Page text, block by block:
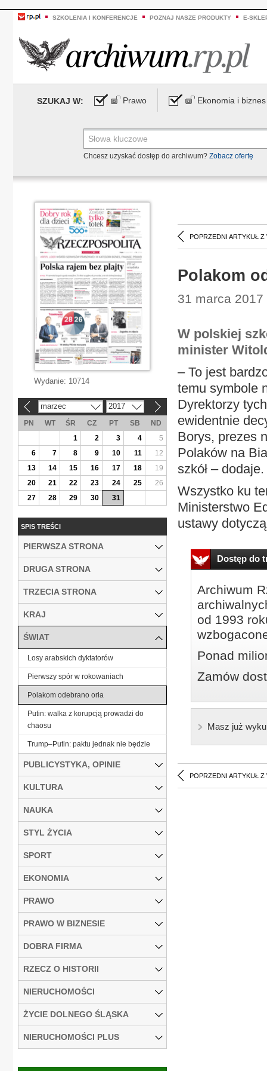
SZKOLENIA I KONFERENCJE POZNAJ NASZE PRODUKTY E-
SZUKAJ W: Prawo Ekonomia i biznes
Chcesz uzyskać dostęp do archiwum? Zobacz ofertę
POPRZEDNI ARTYKUŁ Z
Polakom
31 marca 2017
W polskiej
minister
– To jest
temu symbole
Dyrektorzy
ewidentnie
Borys, prezes
Polaków na
szkół – dodaje.
Wszystko ku
Ministerstwo
ustawy
Dostęp do
Archiwum
od 1993
Ponad
Zamów
Masz już
POPRZEDNI ARTYKUŁ Z
Wydanie: 10714
marzec 2017
PN WT ŚR CZ PT SB
ND
1
2 3 4
5
6
7 8 9 10 11
12
13
14 15 16 17 18
19
20
21 22 23 24 25
26
27
28 29 30 31
SPIS TREŚCI
PIERWSZA STRONA
DRUGA STRONA
TRZECIA STRONA
KRAJ
ŚWIAT
Losy arabskich dyktatorów
Pierwszy spór w rokowaniach
Polakom odebrano orła
Putin: walka z korupcją prowadzi do
chaosu
Trump–Putin: paktu jednak nie będzie
PUBLICYSTYKA, OPINIE
KULTURA
NAUKA
STYL ŻYCIA
SPORT
EKONOMIA
PRAWO
PRAWO W BIZNESIE
DOBRA FIRMA
RZECZ O HISTORII
NIERUCHOMOŚCI
ŻYCIE DOLNEGO ŚLĄSKA
NIERUCHOMOŚCI PLUS